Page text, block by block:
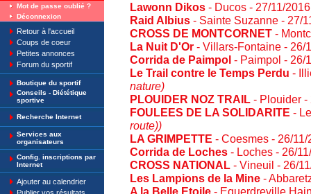
Mot de passe oublié ?
Déconnexion
Retour à l'accueil
Coups de coeur
Petites annonces
Forum du sportif
Boutique du sportif
Conseils - Diététique
sportive
Recherche Internet
Services aux
organisateurs
Config. inscriptions par
Internet
Ajouter au calendrier
Lawonn Dikos - Ducos - 27/11/
Raid Albius - Sainte Suzanne - 27/
CROSS DE MONTCORNET -
La Nuit D'Or - Villars-Fontaine - 26/
Corrida de Paimpol - Paimpol - 26/
Le Trail contre le Temps Perdu -
nature)
PLOUIDER NOZ TRAIL - Plouider
FOULEES DE LA SOLIDARITE -
route))
LA GRIMPETTE - Coesmes - 26/
Corrida de Loches - Loches - 26/
CROSS NATIONAL - Vineuil - 26/
Les Lampions de la Mine -
A la Belle Etoile - Equerdreville